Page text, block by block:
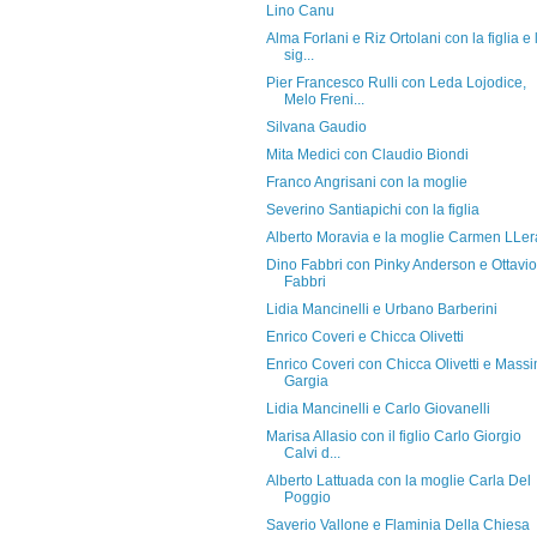
Lino Canu
Alma Forlani e Riz Ortolani con la figlia e
sig...
Pier Francesco Rulli con Leda Lojodice,
Melo Freni...
Silvana Gaudio
Mita Medici con Claudio Biondi
Franco Angrisani con la moglie
Severino Santiapichi con la figlia
Alberto Moravia e la moglie Carmen
Dino Fabbri con Pinky Anderson e Ottavio
Fabbri
Lidia Mancinelli e Urbano Barberini
Enrico Coveri e Chicca Olivetti
Enrico Coveri con Chicca Olivetti e
Gargia
Lidia Mancinelli e Carlo Giovanelli
Marisa Allasio con il figlio Carlo Giorgio
Calvi d...
Alberto Lattuada con la moglie Carla Del
Poggio
Saverio Vallone e Flaminia Della Chiesa